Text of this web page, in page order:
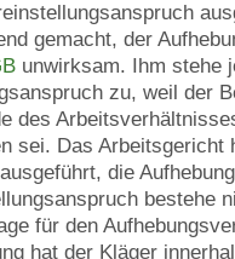
gemacht, der
unwirksam. Ihm stehe
zu, weil der
des
sei. Das Arbeitsgericht
die
bestehe
für den
hat der Kläger